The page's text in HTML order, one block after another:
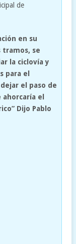
de
en su
se
la ciclovía y
para el
el paso de
el
Dijo Pablo